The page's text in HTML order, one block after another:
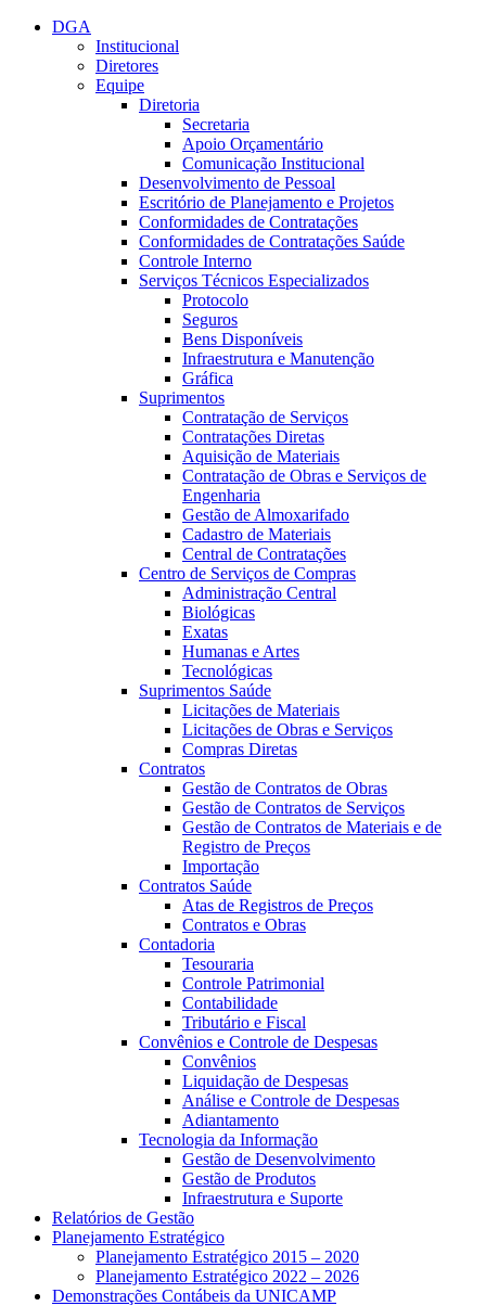
Conteúdo principal
DGA
Institucional
Diretores
Equipe
Diretoria
Secretaria
Apoio Orçamentário
Comunicação Institucional
Desenvolvimento de Pessoal
Escritório de Planejamento e Projetos
Conformidades de Contratações
Conformidades de Contratações Saúde
Controle Interno
Serviços Técnicos Especializados
Protocolo
Seguros
Bens Disponíveis
Infraestrutura e Manutenção
Gráfica
Suprimentos
Contratação de Serviços
Contratações Diretas
Aquisição de Materiais
Contratação de Obras e Serviços de
Engenharia
Gestão de Almoxarifado
Cadastro de Materiais
Central de Contratações
Centro de Serviços de Compras
Administração Central
Biológicas
Exatas
Humanas e Artes
Tecnológicas
Suprimentos Saúde
Licitações de Materiais
Licitações de Obras e Serviços
Compras Diretas
Contratos
Gestão de Contratos de Obras
Gestão de Contratos de Serviços
Gestão de Contratos de Materiais e de
Registro de Preços
Importação
Contratos Saúde
Atas de Registros de Preços
Contratos e Obras
Contadoria
Tesouraria
Controle Patrimonial
Contabilidade
Tributário e Fiscal
Convênios e Controle de Despesas
Convênios
Liquidação de Despesas
Análise e Controle de Despesas
Adiantamento
Tecnologia da Informação
Gestão de Desenvolvimento
Gestão de Produtos
Infraestrutura e Suporte
Relatórios de Gestão
Planejamento Estratégico
Planejamento Estratégico 2015 – 2020
Planejamento Estratégico 2022 – 2026
Demonstrações Contábeis da UNICAMP